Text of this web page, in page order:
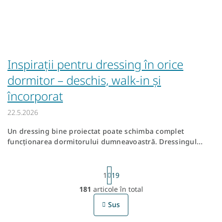
Inspirații pentru dressing în orice
dormitor – deschis, walk-in și
încorporat
22.5.2026
Un dressing bine proiectat poate schimba complet
funcționarea dormitorului dumneavoastră. Dressingul...
C
o
P
a
g
i
n
1
19
181 articole în total
Sus